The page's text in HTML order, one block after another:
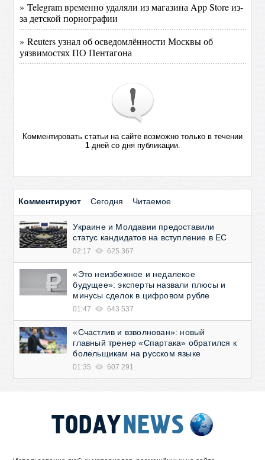
» Telegram временно удаляли из магазина App Store из-
за детской порнографии
» Reuters узнал об осведомлённости Москвы об
уязвимостях ПО Пентагона
Комментировать статьи на сайте возможно только в течении
1дней со дня публикации.
Комментируют Сегодня Читаемое
Украине и Молдавии предоставили
статус кандидатов на вступление в ЕС
02:17 625 367
«Это неизбежное и недалекое
будущее»: эксперты назвали плюсы и
минусы сделок в цифровом рубле
01:47 643 537
«Счастлив и взволнован»: новый
главный тренер «Спартака» обратился к
болельщикам на русском языке
01:35 607 291